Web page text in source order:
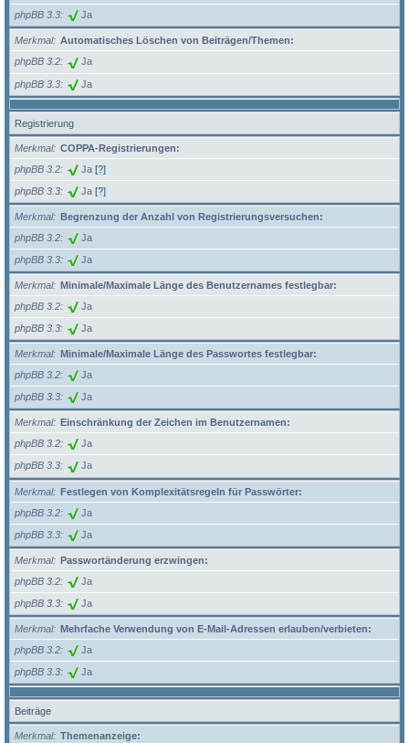
phpBB 3.3 Ja
Merkmal
Automatisches Löschen von Beiträgen/Themen:
phpBB 3.2
Ja
phpBB 3.3 Ja
Registrierung
Merkmal
COPPA-Registrierungen:
phpBB 3.2
Ja [?]
phpBB 3.3 Ja [?]
Merkmal
Begrenzung der Anzahl von Registrierungsversuchen:
phpBB 3.2
Ja
phpBB 3.3 Ja
Merkmal
Minimale/Maximale Länge des Benutzernames festlegbar:
phpBB 3.2
Ja
phpBB 3.3 Ja
Merkmal
Minimale/Maximale Länge des Passwortes festlegbar:
phpBB 3.2
Ja
phpBB 3.3 Ja
Merkmal
Einschränkung der Zeichen im Benutzernamen:
phpBB 3.2
Ja
phpBB 3.3 Ja
Merkmal
Festlegen von Komplexitätsregeln für Passwörter:
phpBB 3.2
Ja
phpBB 3.3 Ja
Merkmal
Passwortänderung erzwingen:
phpBB 3.2
Ja
phpBB 3.3 Ja
Merkmal
Mehrfache Verwendung von E-Mail-Adressen erlauben/verbieten:
phpBB 3.2
Ja
phpBB 3.3 Ja
Beiträge
Merkmal
Themenanzeige: